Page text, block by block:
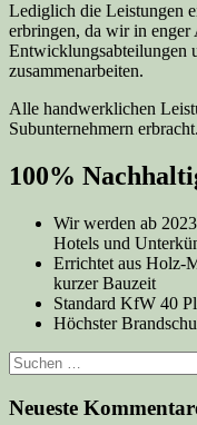
Lediglich die Leistungen
erbringen, da wir in
Entwicklungsabteilungen
zusammenarbeiten.
Alle handwerklichen
Subunternehmern erbracht.
100%
Wir werden ab
Hotels und
Errichtet aus Holz-
kurzer Bauzeit
Standard KfW 40
Höchster
Suchen
nach:
Neueste